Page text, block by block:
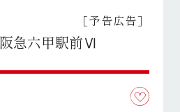
［予告広告］
急六甲駅前Ⅵ